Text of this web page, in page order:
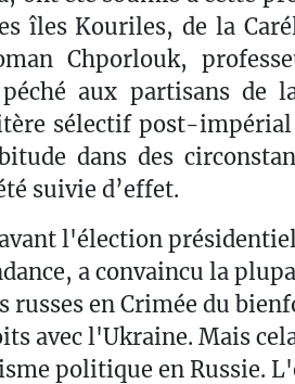
îles Kouriles, de la
Chporlouk,
péché aux partisans de
sélectif post-impérial
dans des
suivie d’effet.
l'élection
a convaincu la
russes en Crimée du
avec l'Ukraine. Mais
politique en Russie.